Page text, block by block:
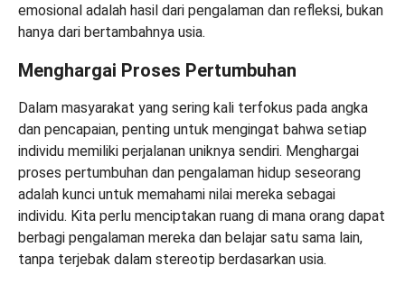
emosional adalah hasil dari pengalaman dan refleksi, bukan
hanya dari bertambahnya usia.
Menghargai Proses Pertumbuhan
Dalam masyarakat yang sering kali terfokus pada angka
dan pencapaian, penting untuk mengingat bahwa setiap
individu memiliki perjalanan uniknya sendiri. Menghargai
proses pertumbuhan dan pengalaman hidup seseorang
adalah kunci untuk memahami nilai mereka sebagai
individu. Kita perlu menciptakan ruang di mana orang dapat
berbagi pengalaman mereka dan belajar satu sama lain,
tanpa terjebak dalam stereotip berdasarkan usia.